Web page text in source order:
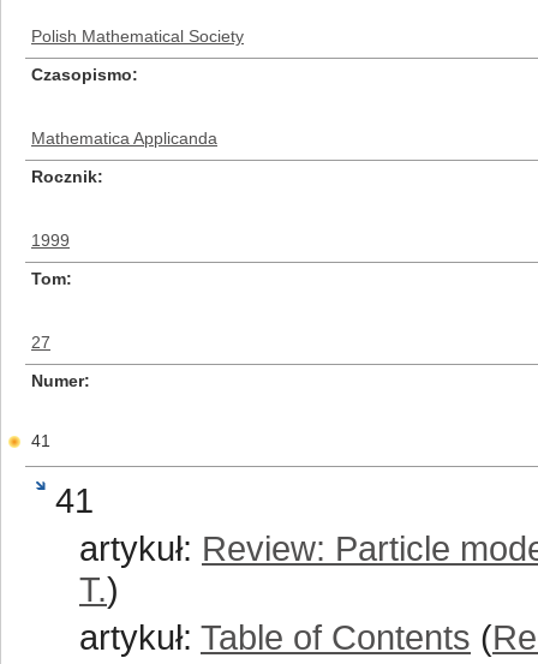
Polish Mathematical Society
Czasopismo
Mathematica Applicanda
Rocznik
1999
Tom
27
Numer
41
41
artykuł: Review: Particle
T.)
artykuł: Table of Contents (